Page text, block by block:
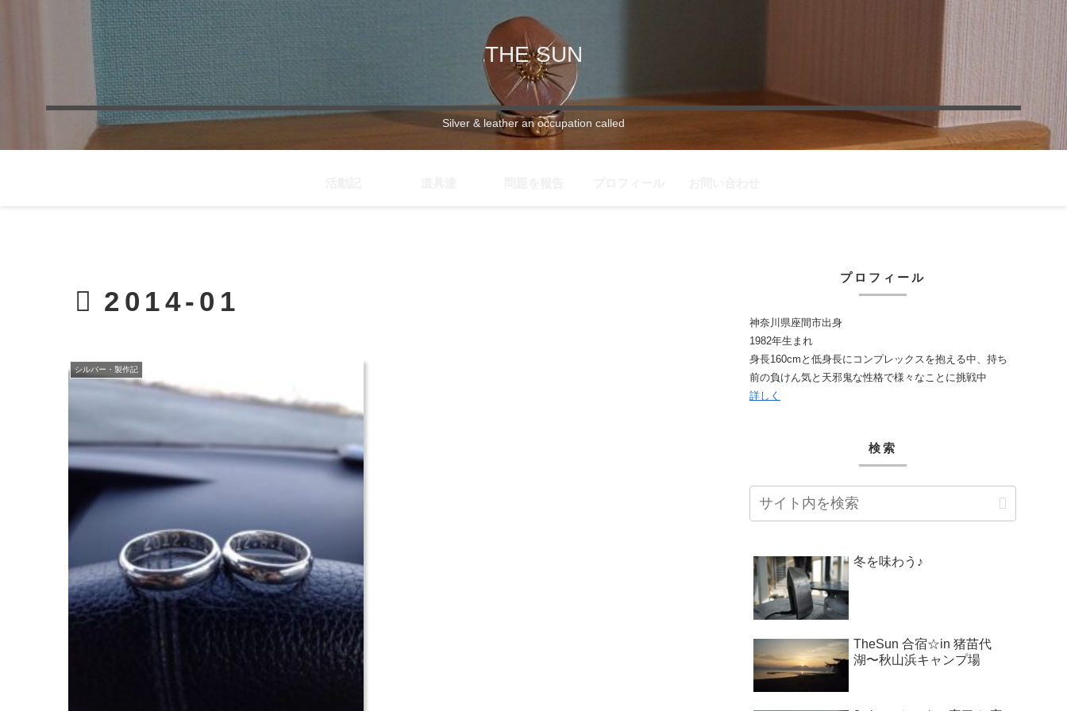
THE SUN
Silver & leather an occupation called
2014-01
シルバー・製作記
プロフィール
神奈川県座間市出身
1982年生まれ
身長160cmと低身長にコンプレックスを抱える中、持ち
前の負けん気と天邪鬼な性格で様々なことに挑戦中
詳しく
検索
冬を味わう♪
TheSun 合宿☆in 猪苗代
湖〜秋山浜キャンプ場